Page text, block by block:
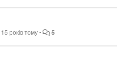
15 років тому• 5